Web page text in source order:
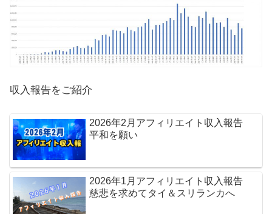
収入報告をご紹介
2026年2月アフィリエイト収入報告
平和を願い
2026年1月アフィリエイト収入報告
慈悲を求めてタイ＆スリランカへ